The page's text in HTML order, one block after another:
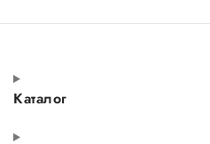
Каталог